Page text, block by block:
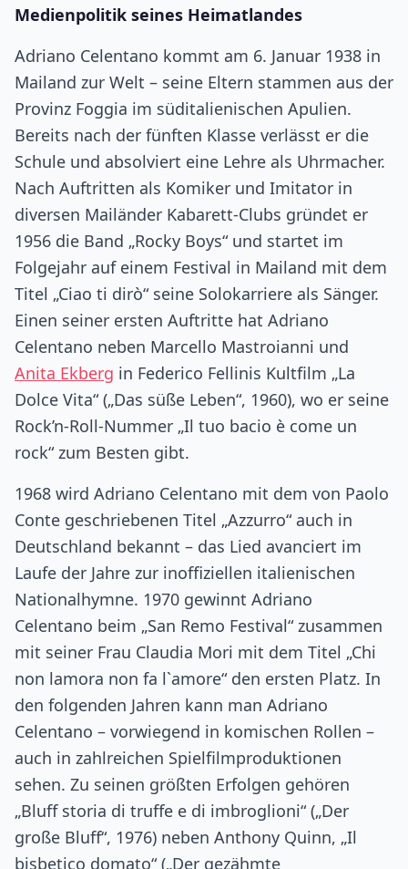
Medienpolitik seines Heimatlandes
Adriano Celentano kommt am 6. Januar 1938 in
Mailand zur Welt – seine Eltern stammen aus der
Provinz Foggia im süditalienischen Apulien.
Bereits nach der fünften Klasse verlässt er die
Schule und absolviert eine Lehre als Uhrmacher.
Nach Auftritten als Komiker und Imitator in
diversen Mailänder Kabarett-Clubs gründet er
1956 die Band „Rocky Boys“ und startet im
Folgejahr auf einem Festival in Mailand mit dem
Titel „Ciao ti dirò“ seine Solokarriere als Sänger.
Einen seiner ersten Auftritte hat Adriano
Celentano neben Marcello Mastroianni und
Anita Ekberg in Federico Fellinis Kultfilm „La
Dolce Vita“ („Das süße Leben“, 1960), wo er seine
Rock’n-Roll-Nummer „Il tuo bacio è come un
rock“ zum Besten gibt.
1968 wird Adriano Celentano mit dem von Paolo
Conte geschriebenen Titel „Azzurro“ auch in
Deutschland bekannt – das Lied avanciert im
Laufe der Jahre zur inoffiziellen italienischen
Nationalhymne. 1970 gewinnt Adriano
Celentano beim „San Remo Festival“ zusammen
mit seiner Frau Claudia Mori mit dem Titel „Chi
non lamora non fa l`amore“ den ersten Platz. In
den folgenden Jahren kann man Adriano
Celentano – vorwiegend in komischen Rollen –
auch in zahlreichen Spielfilmproduktionen
sehen. Zu seinen größten Erfolgen gehören
„Bluff storia di truffe e di imbroglioni“ („Der
große Bluff“, 1976) neben Anthony Quinn, „Il
bisbetico domato“ („Der gezähmte